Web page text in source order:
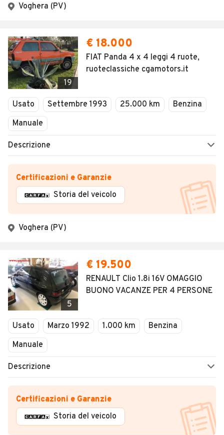
Voghera (PV)
19
€ 18.000
FIAT Panda 4 x 4 leggi 4 ruote,
ruoteclassiche cgamotors.it
Usato Settembre 1993 25.000 km
Benzina
Manuale
Descrizione
Certificazioni e Garanzie
Storia del veicolo
Voghera (PV)
5
€ 19.500
RENAULT Clio 1.8i 16V OMAGGIO
BUONO VACANZE PER 4 PERSONE
Usato Marzo 1992 1.000 km
Benzina
Manuale
Descrizione
Certificazioni e Garanzie
Storia del veicolo